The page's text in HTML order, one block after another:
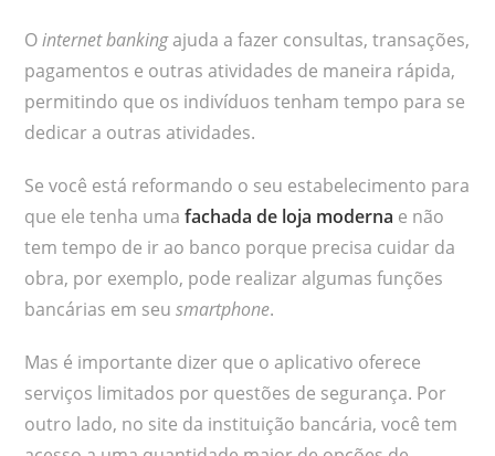
Ointernet bankingajuda a fazer consultas, transações,
pagamentos e outras atividades de maneira rápida,
permitindo que os indivíduos tenham tempo para se
dedicar a outras atividades.
Se você está reformando o seu estabelecimento para
que ele tenha umafachada de loja moderna e não
tem tempo de ir ao banco porque precisa cuidar da
obra, por exemplo, pode realizar algumas funções
bancárias em seusmartphone.
Mas é importante dizer que o aplicativo oferece
serviços limitados por questões de segurança. Por
outro lado, no site da instituição bancária, você tem